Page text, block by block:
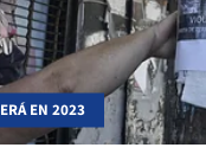
EN 2023